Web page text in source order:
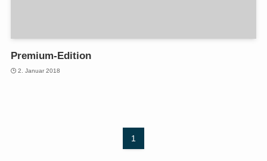
Premium-Edition
2. Januar 2018
1